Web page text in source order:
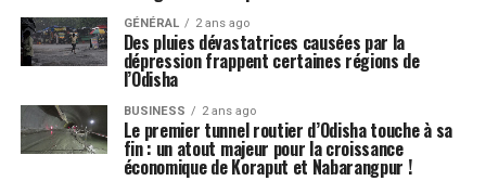
GÉNÉRAL 2 ans ago
Des pluies dévastatrices causées par la
dépression frappent certaines régions de
l’Odisha
BUSINESS 2 ans ago
Le premier tunnel routier d’Odisha touche à sa
fin : un atout majeur pour la croissance
économique de Koraput et Nabarangpur !